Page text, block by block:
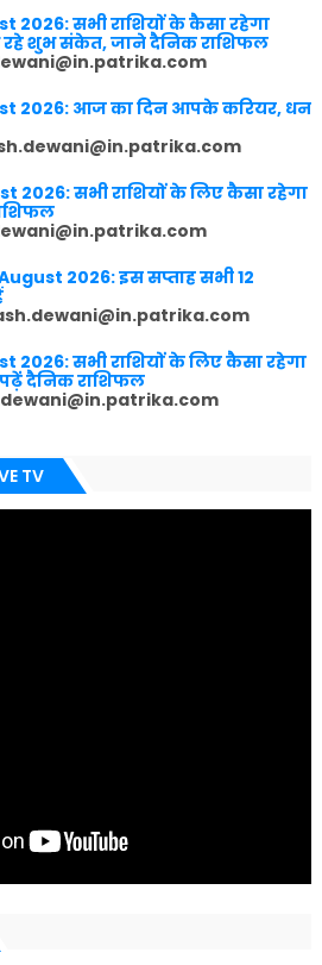
2026: सभी राशियों के कैसा रहेगा
रहे शुभ संकेत, जाने दैनिक राशिफल
2026: आज का दिन आपके करियर, धन
2026: सभी राशियों के लिए कैसा रहेगा
2026: इस सप्ताह सभी 12
2026: सभी राशियों के लिए कैसा रहेगा
दैनिक राशिफल
TV